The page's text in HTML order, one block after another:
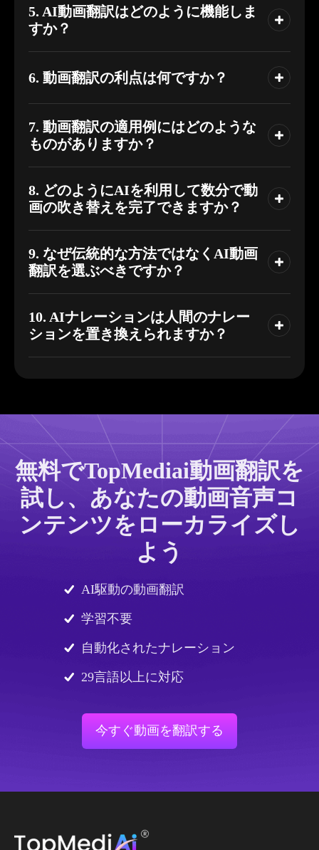
5. AI動画翻訳はどのように機能しま
すか？
6. 動画翻訳の利点は何ですか？
7. 動画翻訳の適用例にはどのような
ものがありますか？
8. どのようにAIを利用して数分で動
画の吹き替えを完了できますか？
9. なぜ伝統的な方法ではなくAI動画
翻訳を選ぶべきですか？
10. AIナレーションは人間のナレー
ションを置き換えられますか？
無料でTopMediai動画翻訳を
試し、あなたの動画音声コ
ンテンツをローカライズし
よう
AI駆動の動画翻訳
学習不要
自動化されたナレーション
29言語以上に対応
今すぐ動画を翻訳する